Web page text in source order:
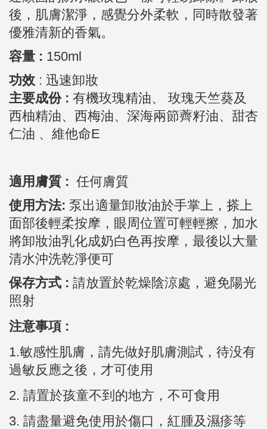
後，肌膚潔淨，感覺分外柔軟，同時散發著
優雅清新的香氣。
容量 : 150ml
功效 : 迅速卸妝
主要成份 : 有機玫瑰精油、 玫瑰天竺葵及
西柚精油、西梅油、深海兩節薺籽油、甜杏
仁油 、維他命E
適用膚質 : 任何膚質
使用方法: 泵出適量卸妝油於手掌上，搽上
面部後輕柔按摩，眼周位置可輕輕擦，加水
將卸妝油乳化成奶白色再按摩，最後以大量
清水沖洗乾淨便可
保存方式 : 請放置於乾燥陰涼處，避免陽光
照射
注意事項 :
1.敏感性肌膚，請先做好肌膚測試，待没有
過敏反應之後，才可使用
2. 請置於孩童不到的地方，不可食用
3. 請盡量避免使用於傷口，紅腫及濕疹等